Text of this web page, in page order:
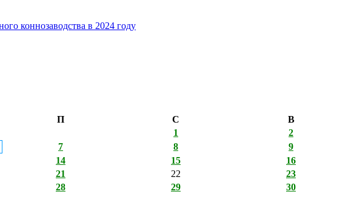
коннозаводства в 2024 году
П С
В
1
2
7 8
9
14 15
16
21 22
23
28 29
30